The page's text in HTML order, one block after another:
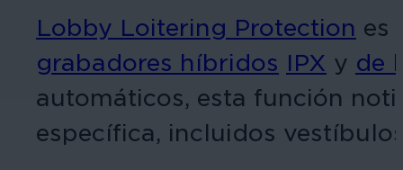
Lobby Loitering Protection es
grabadores híbridos IPX y de
automáticos, esta función
específica, incluidos